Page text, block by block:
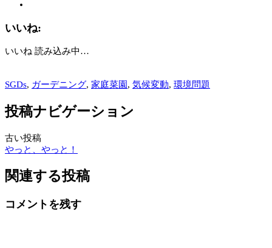
いいね:
いいね 読み込み中…
SGDs, ガーデニング, 家庭菜園 , 気候変動, 環境問題
投稿ナビゲーション
古い投稿
やっと、やっと！
関連する投稿
コメントを残す